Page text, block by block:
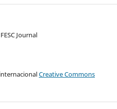
Journal
Creative Commons